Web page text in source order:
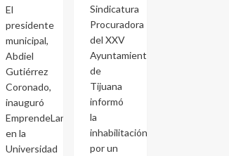
El
presidente
municipal,
Abdiel
Gutiérrez
Coronado,
inauguró
EmprendeLand
en la
Universidad
Sindicatura
Procuradora
del XXV
Ayuntamiento
de
Tijuana
informó
la
inhabilitación
por un